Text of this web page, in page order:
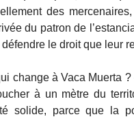
des
du patron de
défendre le droit que leur
change à Vaca Muerta
à un mètre du
solide, parce que la